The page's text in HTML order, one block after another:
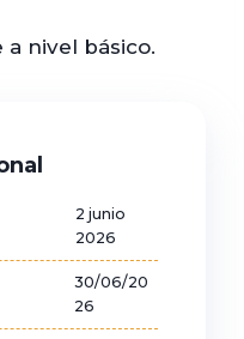
a nivel básico.
2 junio
2026
30/06/20
26